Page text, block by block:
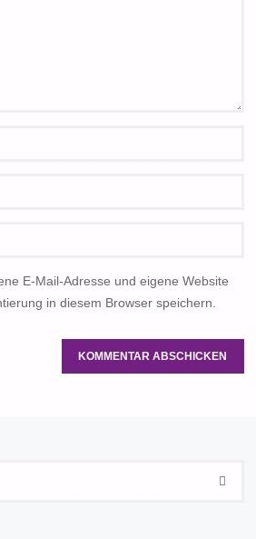
E-Mail-Adresse und eigene Website
in diesem Browser speichern.
SUCHE